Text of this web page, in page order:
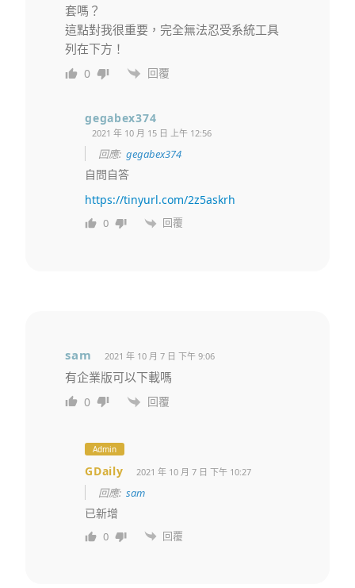
套嗎？
這點對我很重要，完全無法忍受系統工具
列在下方！
0 回覆
gegabex374
2021 年 10 月 15 日 上午 12:56
回應:gegabex374
自問自答
https://tinyurl.com/2z5askrh
0 回覆
sam 2021 年 10 月 7 日 下午 9:06
有企業版可以下載嗎
0 回覆
Admin
GDaily 2021 年 10 月 7 日 下午 10:27
回應:sam
已新增
0 回覆